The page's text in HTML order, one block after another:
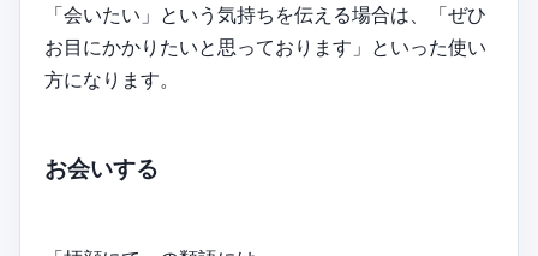
「会いたい」という気持ちを伝える場合は、「ぜひ
お目にかかりたいと思っております」といった使い
方になります。
お会いする